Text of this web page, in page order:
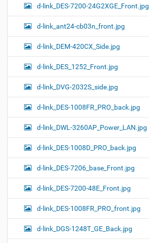
d-link_DES-7200-24G2XGE_Front.jpg
d-link_ant24-cb03n_front.jpg
d-link_DEM-420CX_Side.jpg
d-link_DES_1252_Front.jpg
d-link_DVG-2032S_side.jpg
d-link_DES-1008FR_PRO_back.jpg
d-link_DWL-3260AP_Power_LAN.jpg
d-link_DES-1008D_PRO_back.jpg
d-link_DES-7206_base_Front.jpg
d-link_DES-7200-48E_Front.jpg
d-link_DES-1008FR_PRO_front.jpg
d-link_DGS-1248T_GE_Back.jpg